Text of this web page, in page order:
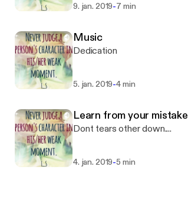
9. jan. 2019-7 min
Music
Dedication
5. jan. 2019-4 min
Learn from your mistake
Dont tears other down....
4. jan. 2019-5 min